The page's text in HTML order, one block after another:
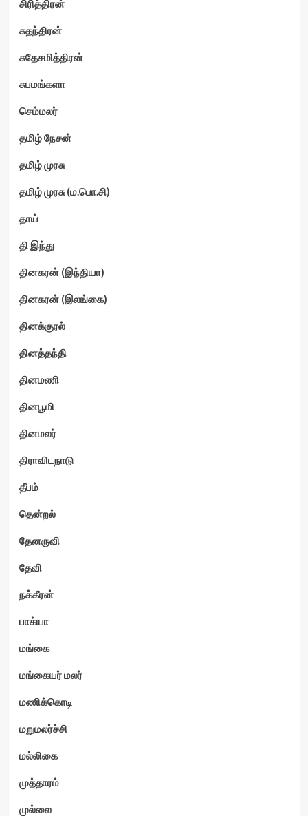
சிரித்திரன்
சுதந்திரன்
சுதேசமித்திரன்
சுபமங்களா
செம்மலர்
தமிழ் நேசன்
தமிழ் முரசு
தமிழ் முரசு (ம.பொ.சி)
தாய்
தி இந்து
தினகரன் (இந்தியா)
தினகரன் (இலங்கை)
தினக்குரல்
தினத்தந்தி
தினமணி
தினபூமி
தினமலர்
திராவிடநாடு
தீபம்
தென்றல்
தேனருவி
தேவி
நக்கீரன்
பாக்யா
மங்கை
மங்கையர் மலர்
மணிக்கொடி
மறுமலர்ச்சி
மல்லிகை
முத்தாரம்
முல்லை